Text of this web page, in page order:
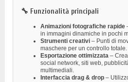
🔧 Funzionalità principali
Animazioni fotografiche rapide
in immagini dinamiche in pochi
Strumenti creativi – Punti di
maschere per un controllo totale.
Esportazione ottimizzata –
social network, siti web,
multimediali.
Interfaccia drag & drop –